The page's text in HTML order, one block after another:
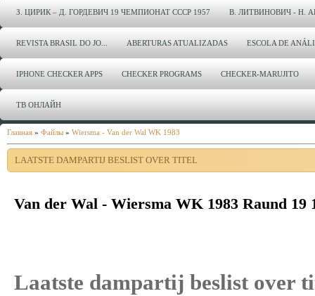
З. ЦИРИК – Д. ГОРДЕВИЧ 19 ЧЕМПИОНАТ СССР 1957 В. ЛИТВИНОВИЧ - Н.
REVISTA BRASIL DO JO... ABERTURAS ATUALIZADAS ESCOLA DE
IPHONE CHECKER APPS CHECKER PROGRAMS CHECKER-MARUJITO
ТВ ОНЛАЙН
Главная » Файлы » Wiersma - Van der Wal WK 1983
LAATSTE DAMPARTIJ BESLIST OVER TITEL
Van der Wal - Wiersma WK 1983 Raund 19
Laatste dampartij beslist over